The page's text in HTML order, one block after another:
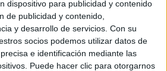
dispositivo para publicidad y contenido
de publicidad y contenido,
y desarrollo de servicios. Con su
socios podemos utilizar datos de
e identificación mediante las
Puede hacer clic para otorgarnos
PARAGUAY: EL
PROYECTO TEXTIL
QUE RESCATA EL
RITO DEL ANGELITO
Y LA MEMORIA
COLECTIVA